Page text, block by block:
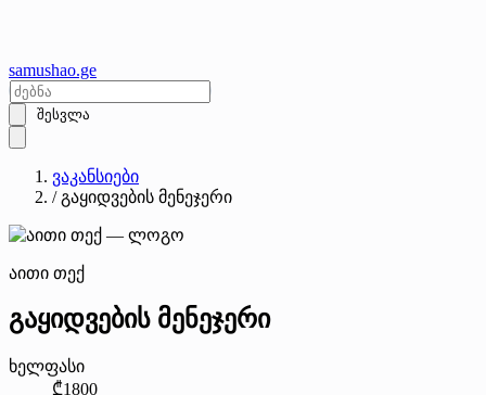
samushao.ge
შესვლა
ვაკანსიები
/ გაყიდვების მენეჯერი
აითი თექ
გაყიდვების მენეჯერი
ხელფასი
₾1800